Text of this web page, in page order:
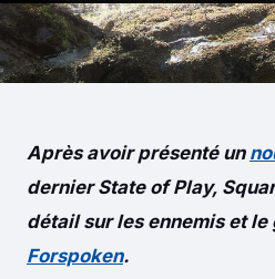
Après avoir présenté un
dernier State of Play,
détail sur les ennemis et le
Forspoken.